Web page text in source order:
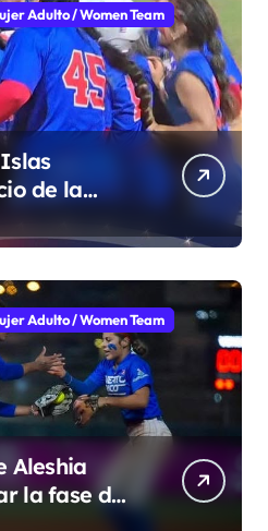
Adulto / Women Team
de la
Adulto / Women Team
Aleshia
la fase de